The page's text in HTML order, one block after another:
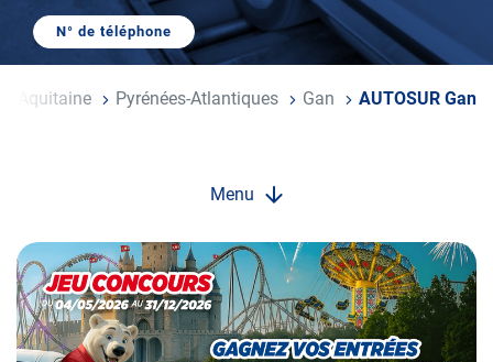
N° de téléphone
AFFICHER
DE
TÉLÉPHONE
Aquitaine Pyrénées-Atlantiques Gan AUTOSUR Gan
Menu
Opération
spéciale
Mai
-
Décembre